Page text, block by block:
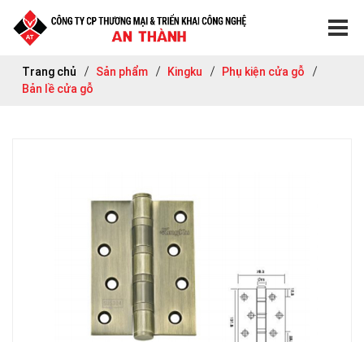
Trang chủ Sản phẩm Kingku
Phụ kiện cửa gỗ
Bản lề cửa gỗ